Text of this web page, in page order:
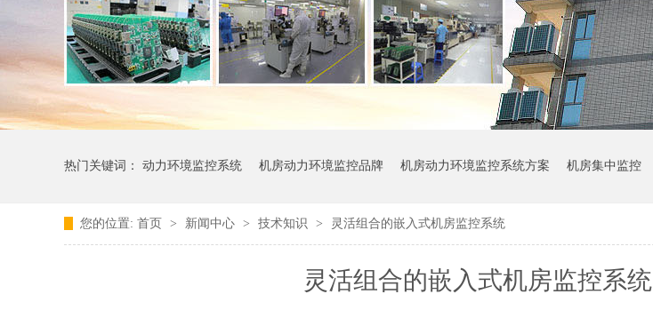
热门关键词： 动力环境监控系统 机房动力环境监控品牌 机房动力环境监控系统方案 机房集中监控
您的位置: 首页 > 新闻中心 > 技术知识 > 灵活组合的嵌入式机房监控系统
灵活组合的嵌入式机房监控系统